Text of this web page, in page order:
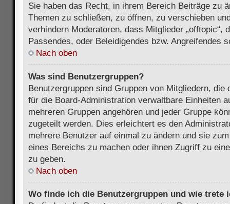
Sie haben das Recht, in ihrem Bereich Beiträge zu
Themen zu schließen, zu öffnen, zu verschieben
verhindern Moderatoren, dass Mitglieder „offtopic“,
Passendes, oder Beleidigendes bzw. Angreifendes
Nach oben
Was sind Benutzergruppen?
Benutzergruppen sind Gruppen von Mitgliedern, die
für die Board-Administration verwaltbare Einheiten
mehreren Gruppen angehören und jeder Gruppe
zugeteilt werden. Dies erleichtert es den
mehrere Benutzer auf einmal zu ändern und sie
eines Bereichs zu machen oder ihnen Zugriff zu
zu geben.
Nach oben
Wo finde ich die Benutzergruppen und wie trete